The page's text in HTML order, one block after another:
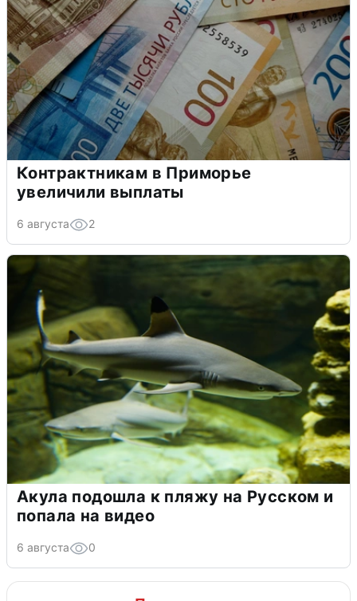
Контрактникам в Приморье
увеличили выплаты
6 августа 2
Акула подошла к пляжу на Русском и
попала на видео
6 августа 0